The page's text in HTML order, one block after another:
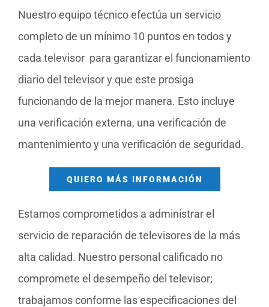
Nuestro equipo técnico efectúa un servicio
completo de un mínimo 10 puntos en todos y
cada televisor para garantizar el funcionamiento
diario del televisor y que este prosiga
funcionando de la mejor manera. Esto incluye
una verificación externa, una verificación de
mantenimiento y una verificación de seguridad.
QUIERO MÁS INFORMACIÓN
Estamos comprometidos a administrar el
servicio de reparación de televisores de la más
alta calidad. Nuestro personal calificado no
compromete el desempeño del televisor;
trabajamos conforme las especificaciones del